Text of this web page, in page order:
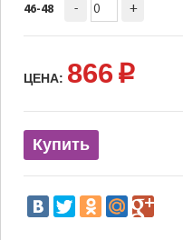
46-48 - +
ЦЕНА: 866 p
Купить